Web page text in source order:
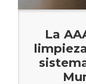
de la
que
agua
con la
historia de
que
proyectos
La